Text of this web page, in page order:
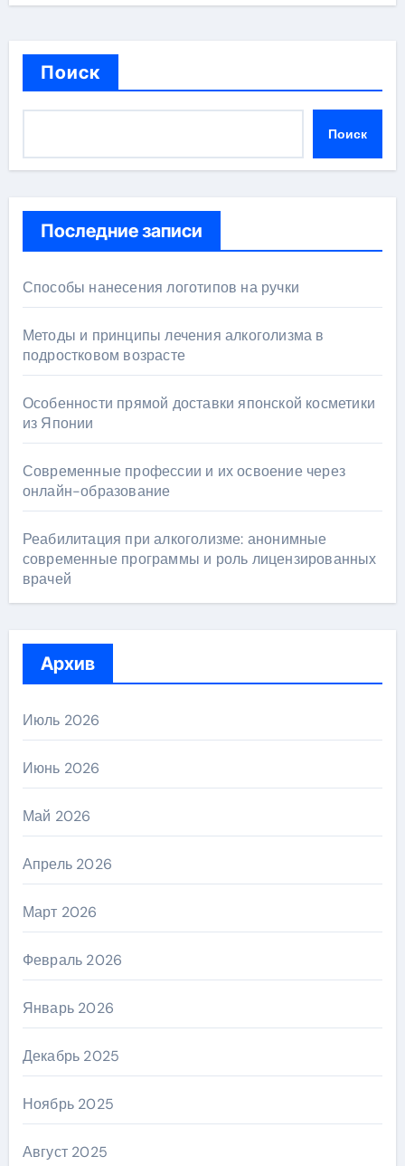
Поиск
Поиск
Последние записи
Способы нанесения логотипов на ручки
Методы и принципы лечения алкоголизма в
подростковом возрасте
Особенности прямой доставки японской косметики
из Японии
Современные профессии и их освоение через
онлайн-образование
Реабилитация при алкоголизме: анонимные
современные программы и роль лицензированных
врачей
Архив
Июль 2026
Июнь 2026
Май 2026
Апрель 2026
Март 2026
Февраль 2026
Январь 2026
Декабрь 2025
Ноябрь 2025
Август 2025